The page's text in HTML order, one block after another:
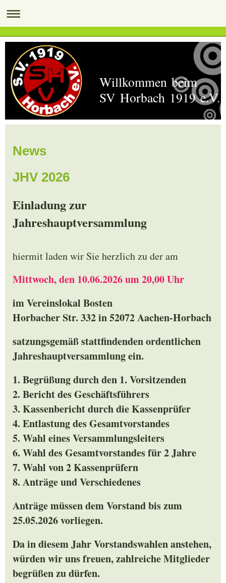
Willkommen beim
SV Horbach 1919 e.V.
News
JHV 2026
Einladung zur
Jahreshauptversammlung
hiermit laden wir Sie herzlich zu der am
Mittwoch, den 10.06.2026 um 20,00 Uhr
im Vereinslokal Bosten
Horbacher Str. 332 in 52072 Aachen-Horbach
satzungsgemäß stattfindenden ordentlichen
Jahreshauptversammlung ein.
1. Begrüßung durch den 1. Vorsitzenden
2. Bericht des Geschäftsführers
3. Kassenbericht durch die Kassenprüfer
4. Entlastung des Gesamtvorstandes
5. Wahl eines Versammlungsleiters
6. Wahl des Gesamtvorstandes für 2 Jahre
7. Wahl von 2 Kassenprüfern
8. Anträge und Verschiedenes
Anträge müssen dem Vorstand bis zum
25.05.2026 vorliegen.
Da in diesem Jahr Vorstandswahlen anstehen,
würden wir uns freuen, zahlreiche Mitglieder
begrüßen zu dürfen.